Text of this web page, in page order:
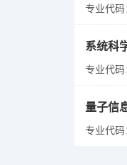
专业代
系统科
专业代
量子信
专业代